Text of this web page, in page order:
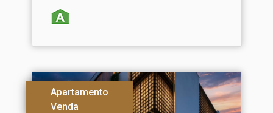
Apartamento
Venda